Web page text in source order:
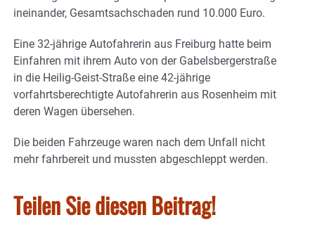
ineinander, Gesamtsachschaden rund 10.000 Euro.
Eine 32-jährige Autofahrerin aus Freiburg hatte beim
Einfahren mit ihrem Auto von der Gabelsbergerstraße
in die Heilig-Geist-Straße eine 42-jährige
vorfahrtsberechtigte Autofahrerin aus Rosenheim mit
deren Wagen übersehen.
Die beiden Fahrzeuge waren nach dem Unfall nicht
mehr fahrbereit und mussten abgeschleppt werden.
Teilen Sie diesen Beitrag!